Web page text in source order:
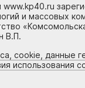
www.kp40.ru
и массовых
В.П.
cookie, данные
использования